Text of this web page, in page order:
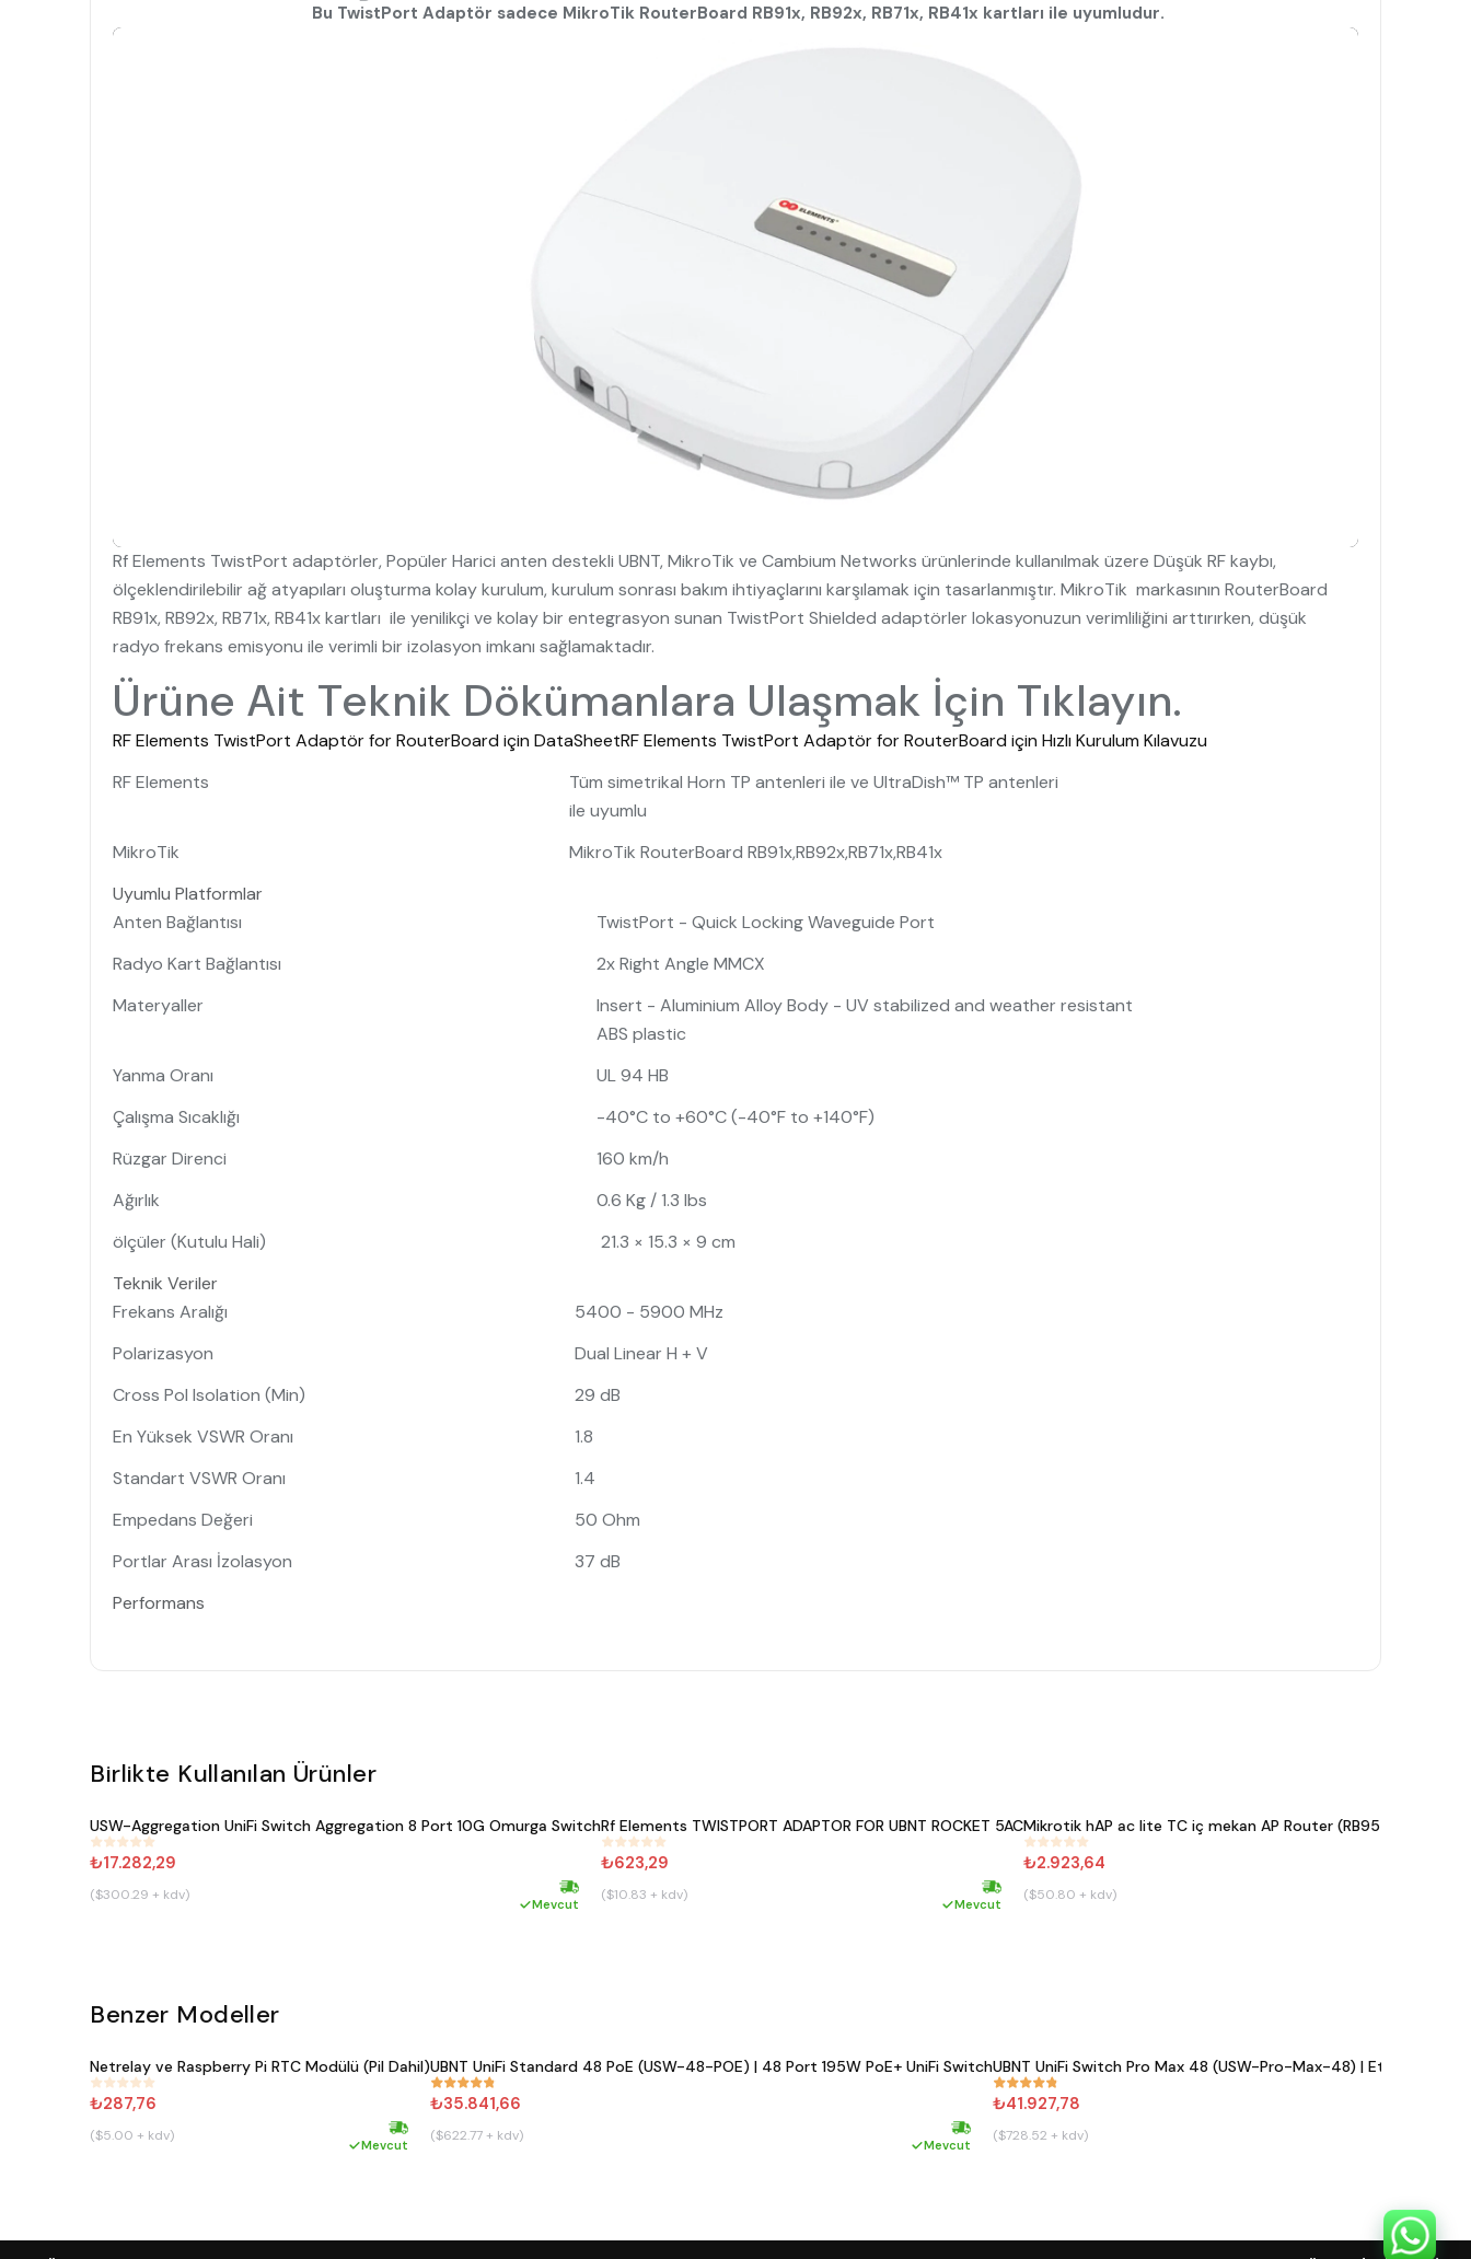
Bu TwistPort Adaptör sadece MikroTik RouterBoard RB91x, RB92x, RB71x, RB41x kartları ile uyumludur.
Rf Elements TwistPort adaptörler, Popüler Harici anten destekli UBNT, MikroTik ve Cambium Networks ürünlerinde kullanılmak üzere Düşük RF kaybı,
ölçeklendirilebilir ağ atyapıları oluşturma kolay kurulum, kurulum sonrası bakım ihtiyaçlarını karşılamak için tasarlanmıştır. MikroTik markasının RouterBoard
RB91x, RB92x, RB71x, RB41x kartları ile yenilikçi ve kolay bir entegrasyon sunan TwistPort Shielded adaptörler lokasyonuzun verimliliğini arttırırken, düşük
radyo frekans emisyonu ile verimli bir izolasyon imkanı sağlamaktadır.
Ürüne Ait Teknik Dökümanlara Ulaşmak İçin Tıklayın.
RF Elements TwistPort Adaptör for RouterBoard için DataSheetRF Elements TwistPort Adaptör for RouterBoard için Hızlı Kurulum Kılavuzu
Uyumlu Platformlar
RF Elements
Tüm simetrikal Horn TP antenleri ile ve UltraDish™ TP antenleri
ile uyumlu
MikroTik
MikroTik RouterBoard RB91x,RB92x,RB71x,RB41x
Teknik Veriler
Anten Bağlantısı
TwistPort - Quick Locking Waveguide Port
Radyo Kart Bağlantısı
2x Right Angle MMCX
Materyaller
Insert - Aluminium Alloy Body - UV stabilized and weather resistant
ABS plastic
Yanma Oranı
UL 94 HB
Çalışma Sıcaklığı
-40°C to +60°C (-40°F to +140°F)
Rüzgar Direnci
160 km/h
Ağırlık
0.6 Kg / 1.3 lbs
ölçüler (Kutulu Hali)
21.3 × 15.3 × 9 cm
Performans
Frekans Aralığı
5400 - 5900 MHz
Polarizasyon
Dual Linear H + V
Cross Pol Isolation (Min)
29 dB
En Yüksek VSWR Oranı
1.8
Standart VSWR Oranı
1.4
Empedans Değeri
50 Ohm
Portlar Arası İzolasyon
37 dB
Birlikte Kullanılan Ürünler
#357
USW-Aggregation UniFi Switch Aggregation 8 Port 10G Omurga Switch
₺17.282,29
($300.29 + kdv) Hızlı kargo
Mevcut
#217
Rf Elements TWISTPORT ADAPTOR FOR UBNT ROCKET 5AC
₺623,29
($10.83 + kdv) Hızlı kargo
Mevcut
#198
Mikrotik hAP ac lite TC iç mekan AP Router (RB952Ui-
₺2.923,64
($50.80 + kdv)
Benzer Modeller
#911
Netrelay ve Raspberry Pi RTC Modülü (Pil Dahil)
₺287,76
($5.00 + kdv) Hızlı kargo
Mevcut
#861
UBNT UniFi Standard 48 PoE (USW-48-POE) | 48 Port 195W PoE+ UniFi Switch
₺35.841,66
($622.77 + kdv) Hızlı kargo
Mevcut
#852
UBNT UniFi Switch Pro Max 48 (USW-Pro-Max-48) |
₺41.927,78
($728.52 + kdv)